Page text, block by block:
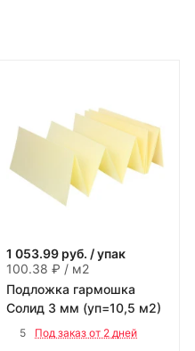
1 053.99 руб. / упак
100.38 ₽ / м2
Подложка гармошка
Солид 3 мм (уп=10,5 м2)
5 Под заказ от 2 дней